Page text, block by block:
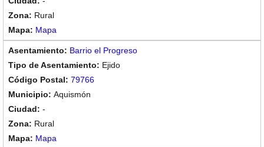
Rural
Mapa
Barrio el Progreso
Ejido
79766
Aquismón
-
Rural
Mapa